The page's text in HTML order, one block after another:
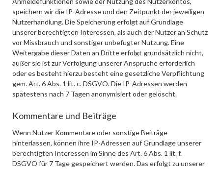
speichern wir die IP-Adresse und den Zeitpunkt der jeweiligen
Nutzerhandlung. Die Speicherung erfolgt auf Grundlage
unserer berechtigten Interessen, als auch der Nutzer an Schutz
vor Missbrauch und sonstiger unbefugter Nutzung. Eine
Weitergabe dieser Daten an Dritte erfolgt grundsätzlich nicht,
außer sie ist zur Verfolgung unserer Ansprüche erforderlich
oder es besteht hierzu besteht eine gesetzliche Verpflichtung
gem. Art. 6 Abs. 1 lit. c. DSGVO. Die IP-Adressen werden
spätestens nach 7 Tagen anonymisiert oder gelöscht.
Kommentare und Beiträge
Wenn Nutzer Kommentare oder sonstige Beiträge
hinterlassen, können ihre IP-Adressen auf Grundlage unserer
berechtigten Interessen im Sinne des Art. 6 Abs. 1 lit. f.
DSGVO für 7 Tage gespeichert werden. Das erfolgt zu unserer